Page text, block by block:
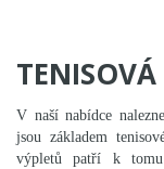
V naší nabídce
jsou základem
výpletů patří k tomu